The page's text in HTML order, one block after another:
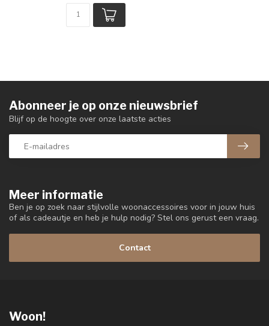
Meer informatie
Ben je op zoek naar stijlvolle woonaccessoires voor in jouw huis
of als cadeautje en heb je hulp nodig? Stel ons gerust een vraag.
Contact
Abonneer je op onze nieuwsbrief
Blijf op de hoogte over onze laatste acties
Woon!